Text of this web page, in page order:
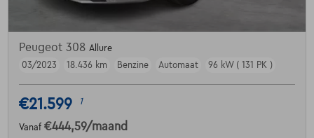
Peugeot 308 Allure
03/2023
18.436 km Benzine Automaat 96 kW ( 131 PK )
€21.599 1
Vanaf €444,59/maand